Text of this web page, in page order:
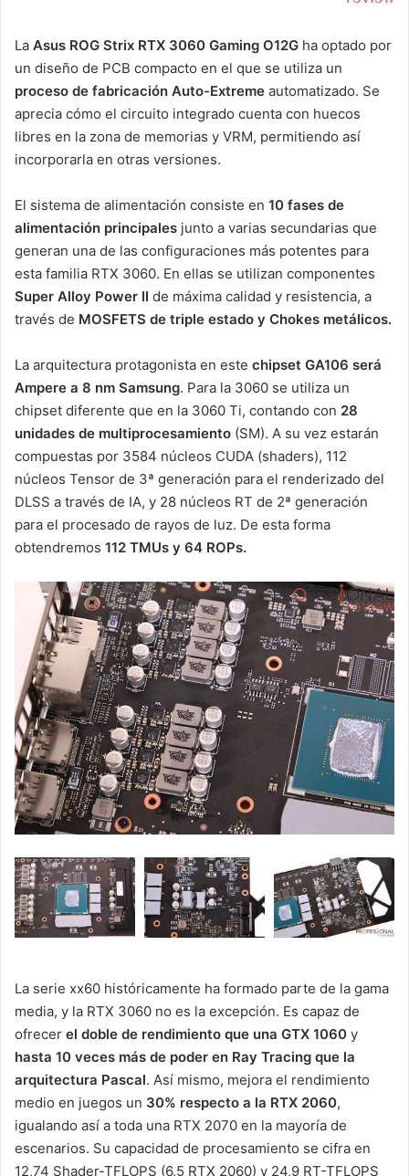
La Asus ROG Strix RTX 3060 Gaming O12G ha optado por
un diseño de PCB compacto en el que se utiliza un
proceso de fabricación Auto-Extreme automatizado. Se
aprecia cómo el circuito integrado cuenta con huecos
libres en la zona de memorias y VRM, permitiendo así
incorporarla en otras versiones.
El sistema de alimentación consiste en 10 fases de
alimentación principales junto a varias secundarias que
generan una de las configuraciones más potentes para
esta familia RTX 3060. En ellas se utilizan componentes
Super Alloy Power II de máxima calidad y resistencia, a
través de MOSFETS de triple estado y Chokes metálicos.
La arquitectura protagonista en este chipset GA106 será
Ampere a 8 nm Samsung. Para la 3060 se utiliza un
chipset diferente que en la 3060 Ti, contando con 28
unidades de multiprocesamiento (SM). A su vez estarán
compuestas por 3584 núcleos CUDA (shaders), 112
núcleos Tensor de 3ª generación para el renderizado del
DLSS a través de IA, y 28 núcleos RT de 2ª generación
para el procesado de rayos de luz. De esta forma
obtendremos 112 TMUs y 64 ROPs.
La serie xx60 históricamente ha formado parte de la gama
media, y la RTX 3060 no es la excepción. Es capaz de
ofrecer el doble de rendimiento que una GTX 1060 y
hasta 10 veces más de poder en Ray Tracing que la
arquitectura Pascal. Así mismo, mejora el rendimiento
medio en juegos un 30% respecto a la RTX 2060,
igualando así a toda una RTX 2070 en la mayoría de
escenarios. Su capacidad de procesamiento se cifra en
12,74 Shader-TFLOPS (6,5 RTX 2060) y 24,9 RT-TFLOPS